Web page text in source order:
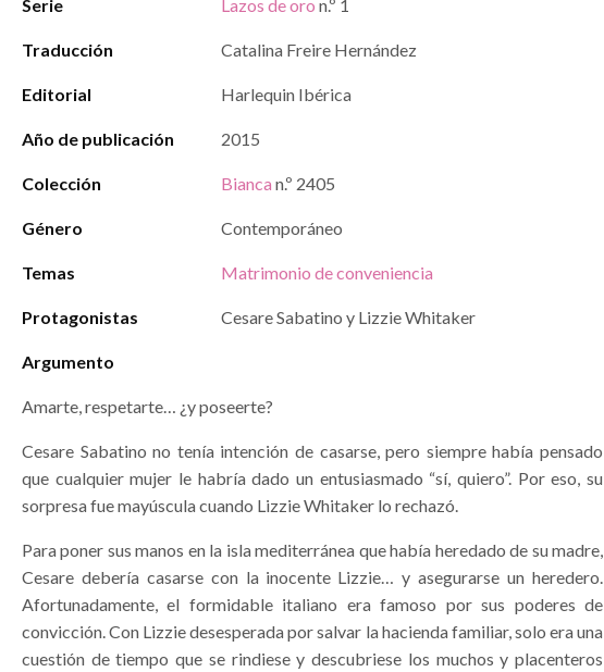
Serie Lazos de oro n.º 1
Traducción Catalina Freire Hernández
Editorial Harlequin Ibérica
Año de publicación 2015
Colección Bianca n.º 2405
Género Contemporáneo
Temas Matrimonio de conveniencia
Protagonistas Cesare Sabatino y Lizzie Whitaker
Argumento
Amarte, respetarte… ¿y poseerte?
Cesare Sabatino no tenía intención de casarse, pero siempre había pensado
que cualquier mujer le habría dado un entusiasmado “sí, quiero”. Por eso, su
sorpresa fue mayúscula cuando Lizzie Whitaker lo rechazó.
Para poner sus manos en la isla mediterránea que había heredado de su madre,
Cesare debería casarse con la inocente Lizzie… y asegurarse un heredero.
Afortunadamente, el formidable italiano era famoso por sus poderes de
convicción. Con Lizzie desesperada por salvar la hacienda familiar, solo era una
cuestión de tiempo que se rindiese y descubriese los muchos y placenteros